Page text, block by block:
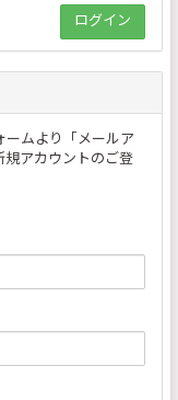
ームより「メールア
規アカウントのご登